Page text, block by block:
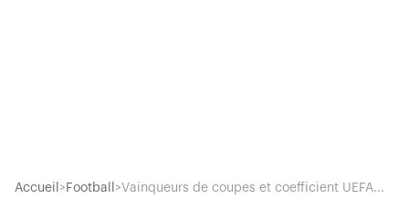
Accueil > Football >Vainqueurs de coupes et coefficient UEFA...